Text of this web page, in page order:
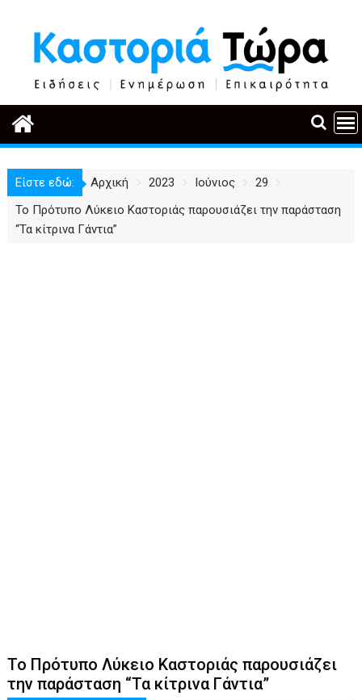
περιεχόμενο
Είστε εδώ: Αρχική 2023 Ιούνιος
29
Το Πρότυπο Λύκειο Καστοριάς παρουσιάζει την παράσταση
“Τα κίτρινα Γάντια”
Το Πρότυπο Λύκειο Καστοριάς παρουσιάζει
την παράσταση “Τα κίτρινα Γάντια”